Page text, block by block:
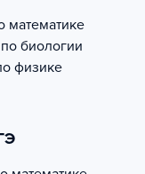
математике
биологии
физике